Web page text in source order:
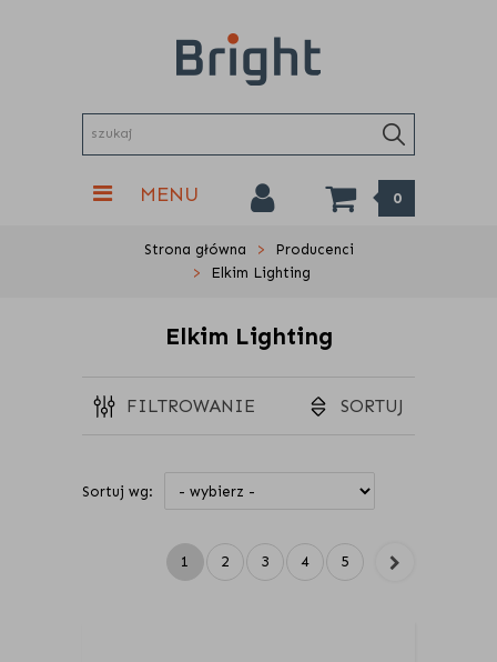
MENU 0
Strona główna
Producenci
Elkim Lighting
Elkim Lighting
FILTROWANIE SORTUJ
Sortuj wg:
1 2 3 4 5